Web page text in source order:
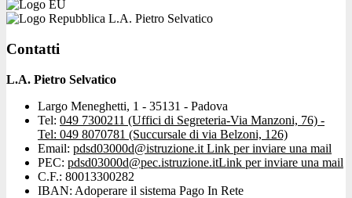
L.A. Pietro Selvatico
Contatti
L.A. Pietro Selvatico
Largo Meneghetti, 1 - 35131 - Padova
Tel: 049 7300211 (Uffici di Segreteria-Via Manzoni, 76) -
Tel: 049 8070781 (Succursale di via Belzoni, 126)
Email: pdsd03000d@istruzione.it Link per inviare una mail
PEC: pdsd03000d@pec.istruzione.itLink per inviare una mail
C.F.: 80013300282
IBAN: Adoperare il sistema Pago In Rete